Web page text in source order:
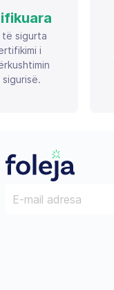
sigurta
i